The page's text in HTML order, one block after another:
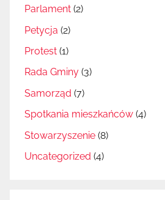
Parlament (2)
Petycja (2)
Protest (1)
Rada Gminy (3)
Samorząd (7)
Spotkania mieszkańców (4)
Stowarzyszenie (8)
Uncategorized (4)